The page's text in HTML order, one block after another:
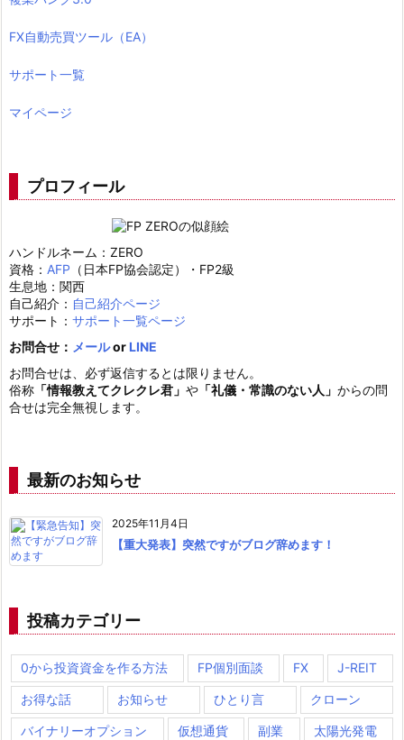
FX自動売買ツール（EA）
サポート一覧
マイページ
プロフィール
ハンドルネーム：ZERO
資格： AFP （日本FP協会認定）・FP2級
生息地：関西
自己紹介： 自己紹介ページ
サポート： サポート一覧ページ
お問合せ： メールor LINE
お問合せは、必ず返信するとは限りません。
俗称 「情報教えてクレクレ君」 や 「礼儀・常識のない人」 からの問
合せは完全無視します。
最新のお知らせ
2025年11月4日
【重大発表】突然ですがブログ辞めます！
投稿カテゴリー
0から投資資金を作る方法 FP個別面談 FX J-REIT
お得な話 お知らせ ひとり言 クローン
バイナリーオプション 仮想通貨 副業 太陽光発電